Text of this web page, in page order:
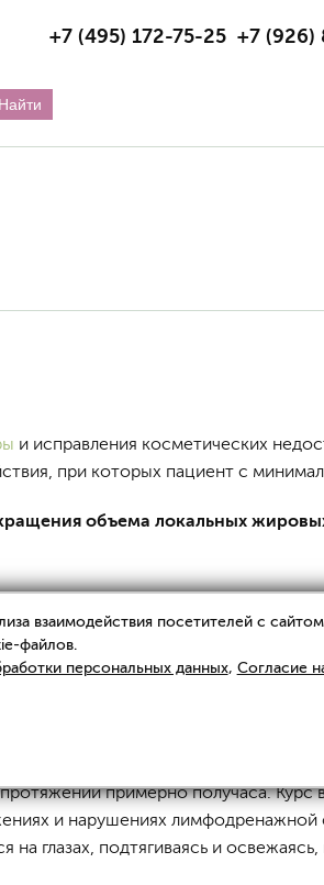
+7 (495) 172-75-25 +7 (926)
и исправления косметических
при которых пациент с
объема локальных
LPG
при помощи специального
происходит при помощи
протяжении примерно получаса.
и нарушениях лимфодренажной
глазах, подтягиваясь и
взаимодействия посетителей с
файлов.
персональных данных, Согласие